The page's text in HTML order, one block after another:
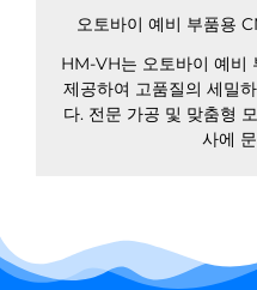
오토바이 예비 부품용
HM-VH는 오토바이 예비
제공하여 고품질의 세밀
다. 전문 가공 및 맞춤형
사에